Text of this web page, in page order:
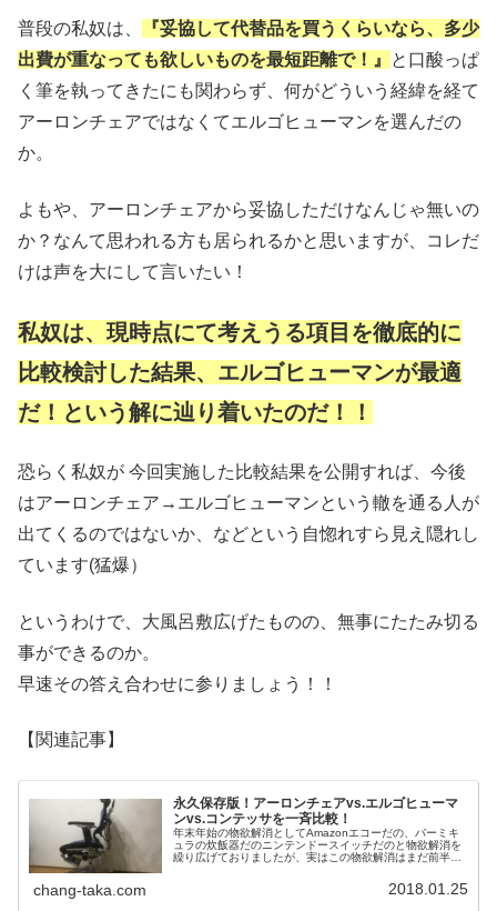
普段の私奴は、
『妥協して代替品を買うくらいなら、多少
出費が重なっても欲しいものを最短距離で！』
と口酸っぱ
く筆を執ってきたにも関わらず、何がどういう経緯を経て
アーロンチェアではなくてエルゴヒューマンを選んだの
か。
よもや、アーロンチェアから妥協しただけなんじゃ無いの
か？なんて思われる方も居られるかと思いますが、コレだ
けは声を大にして言いたい！
私奴は、現時点にて考えうる項目を徹底的に
比較検討した結果、エルゴヒューマンが最適
だ！という解に辿り着いたのだ！！
恐らく私奴が 今回実施した比較結果を公開すれば、今後
はアーロンチェア→エルゴヒューマンという轍を通る人が
出てくるのではないか、などという自惚れすら見え隠れし
ています(猛爆）
というわけで、大風呂敷広げたものの、無事にたたみ切る
事ができるのか。
早速その答え合わせに参りましょう！！
【関連記事】
永久保存版！アーロンチェアvs.エルゴヒューマ
ンvs.コンテッサを一斉比較！
年末年始の物欲解消としてAmazonエコーだの、バーミキ
ュラの炊飯器だのニンテンドースイッチだのと物欲解消を
繰り広げておりましたが、実はこの物欲解消はまだ前半
というのは私奴個人での使用用途ではなく、私奴家族とし
ての物欲解消。いわば団体戦でございました(爆)
chang-taka.com 2018.01.25